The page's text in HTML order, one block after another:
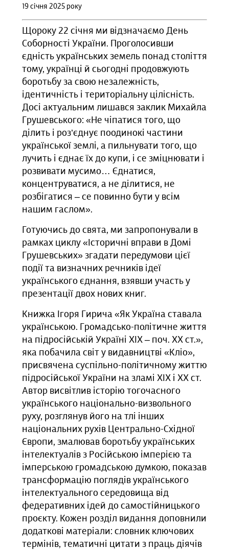
19 січня 2025 року
Щороку 22 січня ми відзначаємо День
Соборності України. Проголосивши
єдність українських земель понад століття
тому, українці й сьогодні продовжують
боротьбу за свою незалежність,
ідентичність і територіальну цілісність.
Досі актуальним лишався заклик Михайла
Грушевського: «Не чіпатися того, що
ділить і роз’єднує поодинокі частини
української землі, а пильнувати того, що
лучить і єднає їх до купи, і се зміцнювати і
розвивати мусимо… Єднатися,
концентруватися, а не ділитися, не
розбігатися – се повинно бути у всім
нашим гаслом».
Готуючись до свята, ми запропонували в
рамках циклу «Історичні вправи в Домі
Грушевських» згадати передумови цієї
події та визначних речників ідеї
українського єднання, взявши участь у
презентації двох нових книг.
Книжка Ігоря Гирича «Як Україна ставала
українською. Громадсько-політичне життя
на підросійській Україні ХІХ – поч. ХХ ст.»,
яка побачила світ у видавництві «Кліо»,
присвячена суспільно-політичному життю
підросійської України на зламі ХІХ і ХХ ст.
Автор висвітлив історію тогочасного
українського національно-визвольного
руху, розглянув його на тлі інших
національних рухів Центрально-Східної
Європи, змалював боротьбу українських
інтелектуалів з Російською імперією та
імперською громадською думкою, показав
трансформацію поглядів українського
інтелектуального середовища від
федеративних ідей до самостійницького
проєкту. Кожен розділ видання доповнили
додаткові матеріали: словник ключових
термінів, тематичні цитати з праць діячів